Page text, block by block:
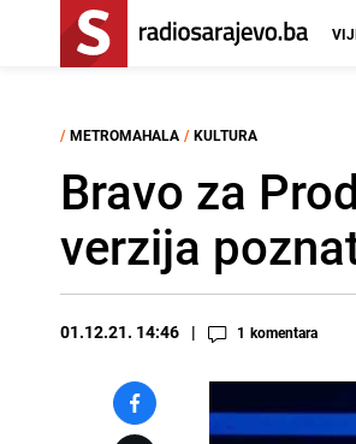
/ METROMAHALA / KULTURA
Bravo za
verzija
01.12.21. 14:46 1 komentara